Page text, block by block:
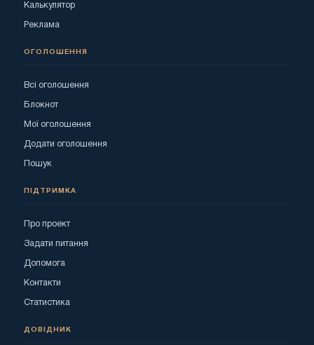
Калькулятор
Реклама
ОГОЛОШЕННЯ
Всі оголошення
Блокнот
Мої оголошення
Додати оголошення
Пошук
ПІДТРИМКА
Про проект
Задати питання
Допомога
Контакти
Статистика
ДОВІДНИК